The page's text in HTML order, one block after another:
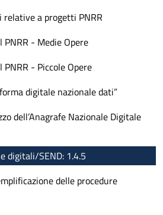
relative a progetti PNRR
- Medie Opere
- Piccole Opere
digitale nazionale dati”
dell’Anagrafe Nazionale Digitale
digitali/SEND: 1.4.5
delle procedure